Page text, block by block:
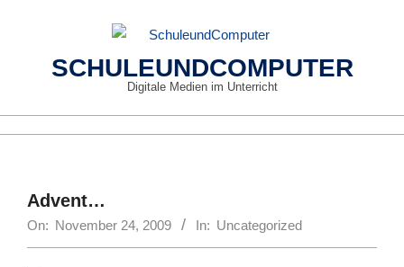
SCHULEUNDCOMPUTER
Digitale Medien im Unterricht
MenuAdvent…
On: November 24, 2009 In: Uncategorized